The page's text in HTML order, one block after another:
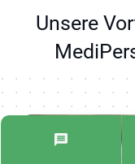
Unsere